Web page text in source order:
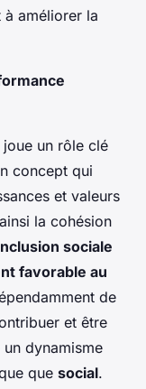
améliorer la
joue un rôle clé
concept qui
et valeurs
la cohésion
sociale
favorable au
de
et être
dynamisme
que social.